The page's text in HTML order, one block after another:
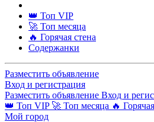
👑 Топ VIP
🚀 Топ месяца
🔥 Горячая стена
Содержанки
Разместить объявление
Вход и регистрация
Разместить объявление Вход и
👑 Топ VIP 🚀 Топ месяца 🔥
Мой город